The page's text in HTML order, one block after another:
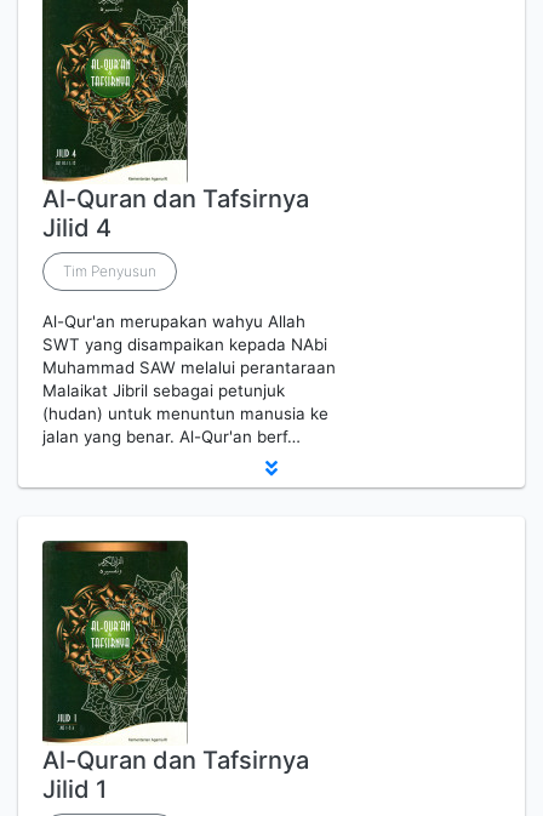
Al-Quran dan Tafsirnya
Jilid 4
Tim Penyusun
Al-Qur'an merupakan wahyu Allah
SWT yang disampaikan kepada NAbi
Muhammad SAW melalui perantaraan
Malaikat Jibril sebagai petunjuk
(hudan) untuk menuntun manusia ke
jalan yang benar. Al-Qur'an berf…
Al-Quran dan Tafsirnya
Jilid 1